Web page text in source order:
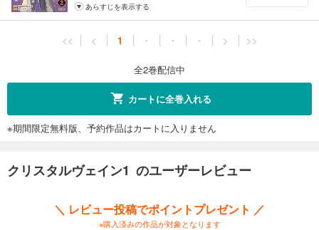
あらすじを表示する
<< < 1 ・ ・ ・ > >>
全2巻配信中
カートに全巻入れる
※期間限定無料版、予約作品はカートに入りません
クリスタルヴェイン1 のユーザーレビュー
＼ レビュー投稿でポイントプレゼント ／
※購入済みの作品が対象となります